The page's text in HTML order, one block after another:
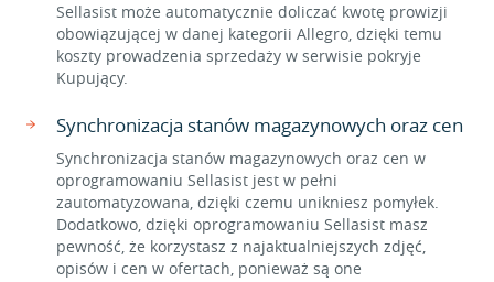
Sellasist może automatycznie doliczać kwotę prowizji
obowiązującej w danej kategorii Allegro, dzięki temu
koszty prowadzenia sprzedaży w serwisie pokryje
Kupujący.
Synchronizacja stanów magazynowych oraz cen
Synchronizacja stanów magazynowych oraz cen w
oprogramowaniu Sellasist jest w pełni
zautomatyzowana, dzięki czemu unikniesz pomyłek.
Dodatkowo, dzięki oprogramowaniu Sellasist masz
pewność, że korzystasz z najaktualniejszych zdjęć,
opisów i cen w ofertach, ponieważ są one